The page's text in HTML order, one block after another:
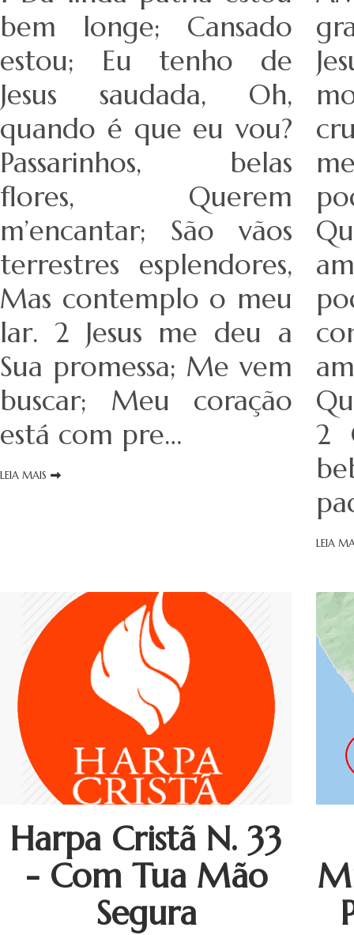
bem longe; Cansado
estou; Eu tenho de
Jesus saudada, Oh,
quando é que eu vou?
Passarinhos, belas
flores, Querem
m’encantar; São vãos
terrestres esplendores,
Mas contemplo o meu
lar. 2 Jesus me deu a
Sua promessa; Me vem
buscar; Meu coração
está com pre…
LEIA MAIS
2
LEIA
Harpa Cristã N. 33
- Com Tua Mão
Segura